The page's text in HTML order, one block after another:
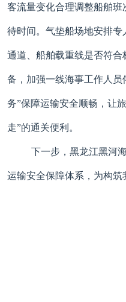
客流量变化合理调整船舶
待时间。气垫船场地安排
通道、船舶载重线是否符
备，加强一线海事工作人员
务”保障运输安全顺畅，让
走”的通关便利。
下一步，黑龙江黑河
运输安全保障体系，为构筑